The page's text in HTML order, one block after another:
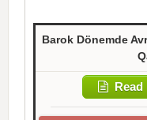
Barok Dönemde
Read